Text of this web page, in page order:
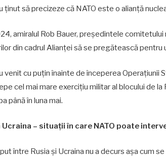
ținut să precizeze că NATO este o alianță
amiralul Rob Bauer, președintele comitetului
din cadrul Alianței să se pregătească pentru
venit cu puțin înainte de începerea
cel mai mare exercițiu militar al blocului de
până în luna mai.
Ucraina – situații în care NATO poate
între Rusia și Ucraina nu a decurs așa cum